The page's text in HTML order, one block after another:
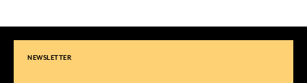
NEWSLETTER